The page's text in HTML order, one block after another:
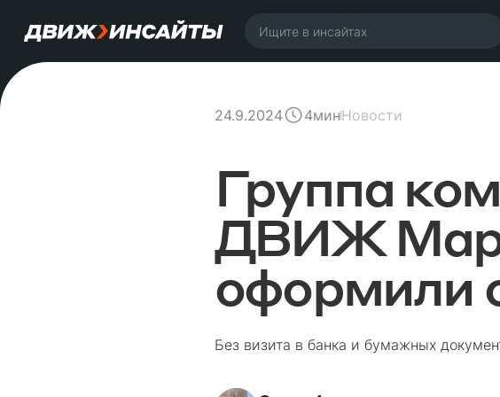
24.9.2024 4минНовости
Группа
ДВИЖ
оформили
Без визита в банка и бумажных